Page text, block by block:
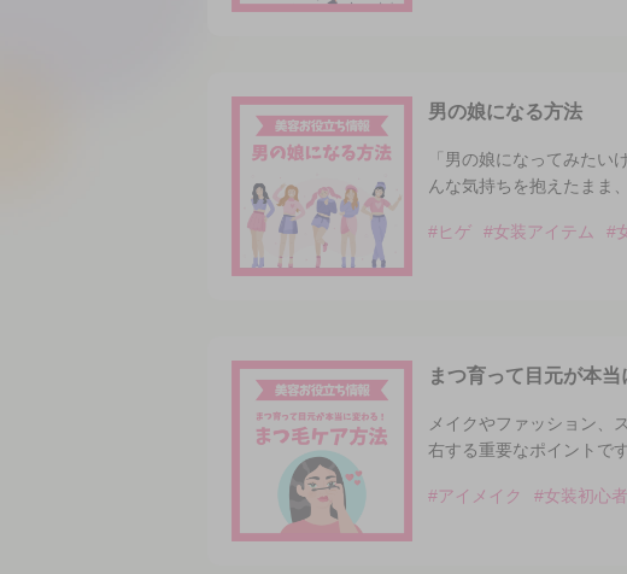
男の娘になる方法
「男の娘になってみた
んな気持ちを抱えたまま
#ヒゲ #女装アイテム
#
まつ育って目元が本
メイクやファッション、
右する重要なポイントで
#アイメイク #女装初心